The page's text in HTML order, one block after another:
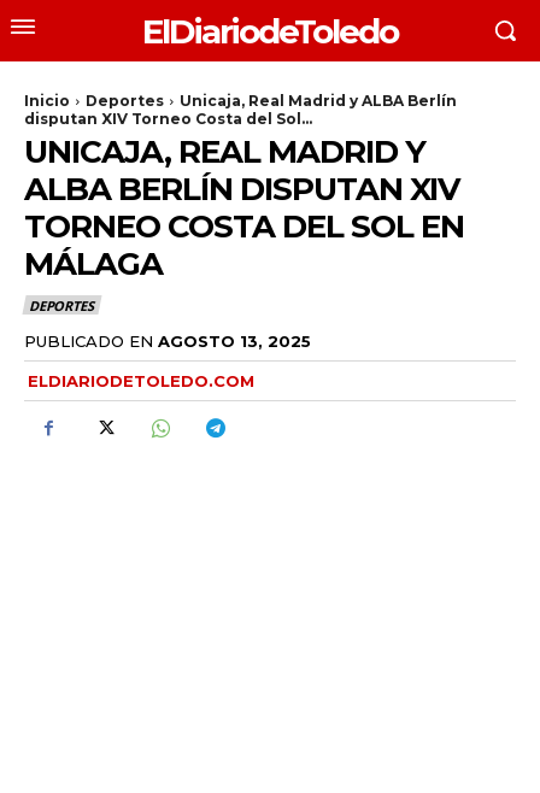
ElDiariodeToledo
Inicio Deportes
Unicaja, Real Madrid y ALBA Berlín
disputan XIV Torneo Costa del Sol...
UNICAJA, REAL MADRID Y
ALBA BERLÍN DISPUTAN XIV
TORNEO COSTA DEL SOL EN
MÁLAGA
DEPORTES
PUBLICADO EN AGOSTO 13, 2025
ELDIARIODETOLEDO.COM